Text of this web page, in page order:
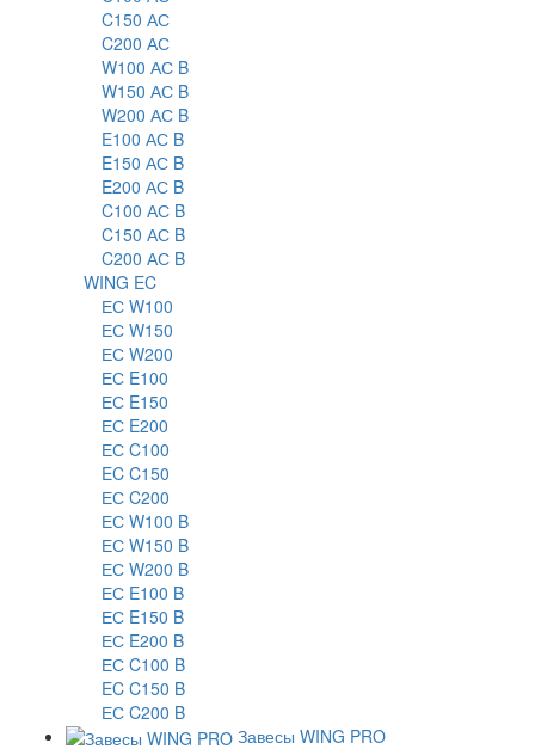
C150 АС
C200 АС
W100 АС B
W150 АС B
W200 АС B
E100 АС B
E150 АС B
E200 АС B
C100 АС B
C150 АС B
C200 АС B
WING EC
ЕС W100
ЕС W150
ЕС W200
ЕС E100
ЕС E150
ЕС E200
ЕС C100
EC C150
ЕС C200
ЕС W100 B
ЕС W150 B
ЕС W200 B
ЕС E100 B
ЕС E150 B
ЕС E200 B
ЕС C100 B
EC C150 B
ЕС C200 B
Завесы WING PRO